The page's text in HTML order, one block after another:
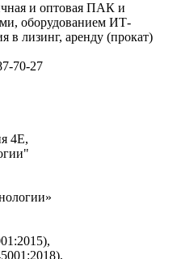
и оптовая ПАК и
оборудованием ИТ-
в лизинг, аренду (прокат)
70-27
4Е,